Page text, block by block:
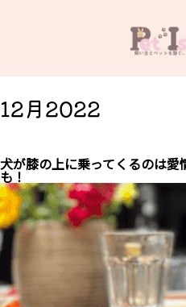
12月2022
犬が膝の上に乗ってくるのは
も！